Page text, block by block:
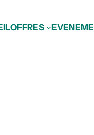
OFFRES